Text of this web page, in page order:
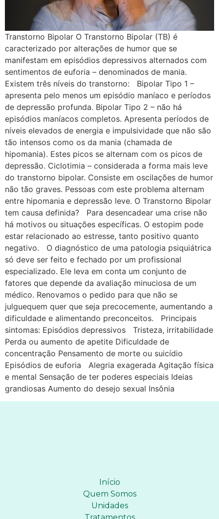
Transtorno Bipolar O Transtorno Bipolar (TB) é
caracterizado por alterações de humor que se
manifestam em episódios depressivos alternados com
sentimentos de euforia – denominados de mania.
Existem três níveis do transtorno: Bipolar Tipo 1 –
apresenta pelo menos um episódio maníaco e períodos
de depressão profunda. Bipolar Tipo 2 – não há
episódios maníacos completos. Apresenta períodos de
níveis elevados de energia e impulsividade que não são
tão intensos como os da mania (chamada de
hipomania). Estes picos se alternam com os picos de
depressão. Ciclotimia – considerada a forma mais leve
do transtorno bipolar. Consiste em oscilações de humor
não tão graves. Pessoas com este problema alternam
entre hipomania e depressão leve. O Transtorno Bipolar
tem causa definida? Para desencadear uma crise não
há motivos ou situações específicas. O estopim pode
estar relacionado ao estresse, tanto positivo quanto
negativo. O diagnóstico de uma patologia psiquiátrica
só deve ser feito e fechado por um profissional
especializado. Ele leva em conta um conjunto de
fatores que depende da avaliação minuciosa de um
médico. Renovamos o pedido para que não se
julguequem quer que seja precocemente, aumentando a
dificuldade e alimentando preconceitos. Principais
sintomas: Episódios depressivos Tristeza, irritabilidade
Perda ou aumento de apetite Dificuldade de
concentração Pensamento de morte ou suicídio
Episódios de euforia Alegria exagerada Agitação física
e mental Sensação de ter poderes especiais Ideias
grandiosas Aumento do desejo sexual Insônia
Início
Quem Somos
Unidades